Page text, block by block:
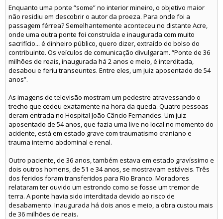
Enquanto uma ponte “some” no interior mineiro, o objetivo maior
não residiu em descobrir o autor da proeza. Para onde foi a
passagem férrea? Semelhantemente aconteceu no distante Acre,
onde uma outra ponte foi construída e inaugurada com muito
sacrifício... é dinheiro público, quero dizer, extraído do bolso do
contribuinte. Os veículos de comunicação divulgaram. “Ponte de 36
milhões de reais, inaugurada há 2 anos e meio, é interditada,
desabou e feriu transeuntes. Entre eles, um juiz aposentado de 54
anos”.
As imagens de televisão mostram um pedestre atravessando o
trecho que cedeu exatamente na hora da queda. Quatro pessoas
deram entrada no Hospital João Câncio Fernandes. Um juiz
aposentado de 54 anos, que fazia uma live no local no momento do
acidente, está em estado grave com traumatismo craniano e
trauma interno abdominal e renal.
Outro paciente, de 36 anos, também estava em estado gravíssimo e
dois outros homens, de 51 e 34 anos, se mostravam estáveis. Três
dos feridos foram transferidos para Rio Branco. Moradores
relataram ter ouvido um estrondo como se fosse um tremor de
terra. A ponte havia sido interditada devido ao risco de
desabamento. Inaugurada há dois anos e meio, a obra custou mais
de 36 milhões de reais.